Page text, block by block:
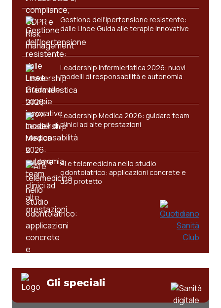
Tumore ovarico
Tumori del Polmone & Testa Collo
Tumori gastrointestinali
Ulcera & Reflusso
Vaccini
Gestione dell'Ipertensione resistente:
dalle Linee Guida alle terapie innovative
Leadership Infermieristica 2026: nuovi
modelli di responsabilità e autonomia
Leadership Medica 2026: guidare team
clinici ad alte prestazioni
AI e telemedicina nello studio
odontoiatrico: applicazioni concrete e
uso protetto
Gli speciali